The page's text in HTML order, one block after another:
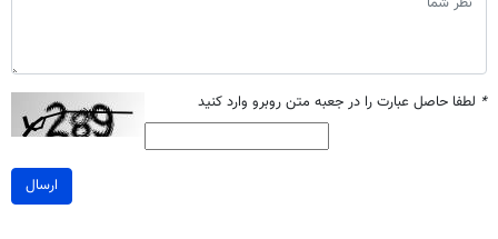
* لطفا حاصل عبارت را در جعبه متن روبرو وارد کنید
ارسال